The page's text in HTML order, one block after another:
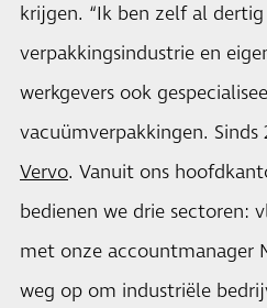
krijgen. “Ik ben zelf al
verpakkingsindustrie en
werkgevers ook
vacuümverpakkingen.
Vervo. Vanuit ons
bedienen we drie sectoren:
met onze accountmanager
weg op om industriële